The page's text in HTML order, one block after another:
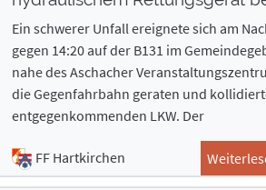
Ein schwerer Unfall ereignete sich am
gegen 14:20 auf der B131 im
nahe des Aschacher
die Gegenfahrbahn geraten und
entgegenkommenden LKW. Der
FF Hartkirchen